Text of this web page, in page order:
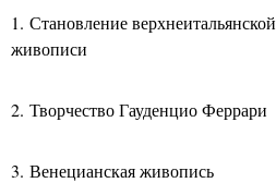
1. Становление верхнеитальянской
живописи
2. Творчество Гауденцио Феррари
3. Венецианская живопись